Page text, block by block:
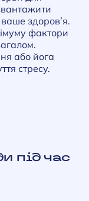
здоров’я.
фактори
або йога
стресу.
під час